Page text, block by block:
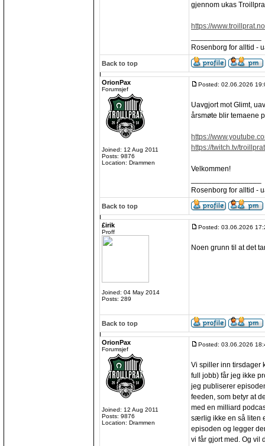
gjennom ukas
https://
Rosenborg for alltid -
Back to top
OrionPax
Forumsjef
Joined: 12 Aug 2011
Posts: 9876
Location: Drammen
Posted: 02.06.2026
Uavgjort mot Glimt,
årsmøte blir temaene
https://
https://twitch.tv/troillprat
Velkommen!
Rosenborg for alltid -
Back to top
£irik
Proff
Joined: 04 May 2014
Posts: 289
Posted: 03.06.2026
Noen grunn til at det
Back to top
OrionPax
Forumsjef
Joined: 12 Aug 2011
Posts: 9876
Location: Drammen
Posted: 03.06.2026
Vi spiller inn tirsdager
full jobb) får jeg ikke
jeg publiserer
feeden, som betyr at
med en milliard
særlig ikke en så liten
episoden og legger
vi får gjort med. Og vil